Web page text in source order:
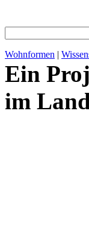
Wohnformen |
Ein
im